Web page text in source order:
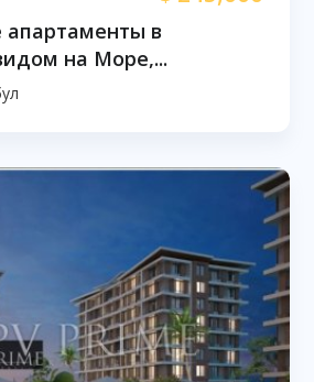
в
на Море,...